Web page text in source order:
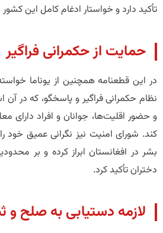
تأکید دارد و خواستار ادغام کامل این
حمایت از حکمرانی فراگیر
در این قطعنامه همچنین از یوناما
نظام حکمرانی فراگیر و پاسخگو، که در آن
و حضور اقلیت‌ها، جوانان و افراد دارای
کند. شورای امنیت نیز نگرانی عمیق
بشر در افغانستان ابراز کرده و بر
دختران تأکید کرد.
لازمه دستیابی به صلح و